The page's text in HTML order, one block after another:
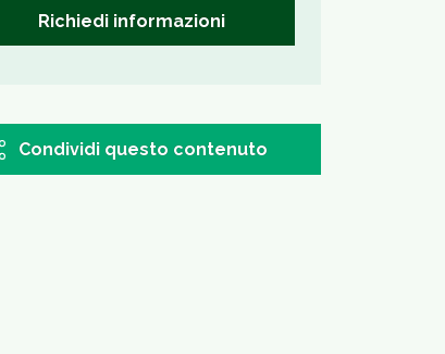
Richiedi informazioni
Condividi questo contenuto